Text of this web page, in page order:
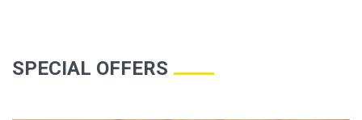
SPECIAL OFFERS